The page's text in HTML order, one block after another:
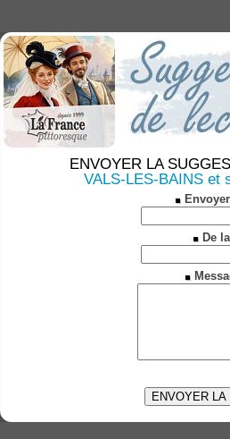
ENVOYER LA
VALS-LES-BAINS et
De